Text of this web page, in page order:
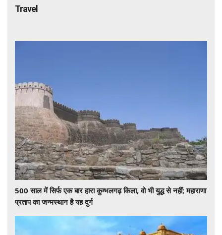
Travel
500 साल में सिर्फ एक बार हारा कुम्भलगढ़ किला, वो भी युद्ध से नहीं; महाराणा
प्रताप का जन्मस्थान है यह दुर्ग